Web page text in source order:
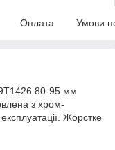
Оплата Умови
80-95 мм
з хром-
експлуатації. Жорстке